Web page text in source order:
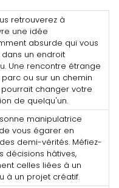
retrouverez à
une idée
absurde qui vous
un endroit
Une rencontre étrange
ou sur un chemin
changer votre
de quelqu'un.
manipulatrice
vous égarer en
demi-vérités. Méfiez-
décisions hâtives,
celles liées à un
à un projet créatif.